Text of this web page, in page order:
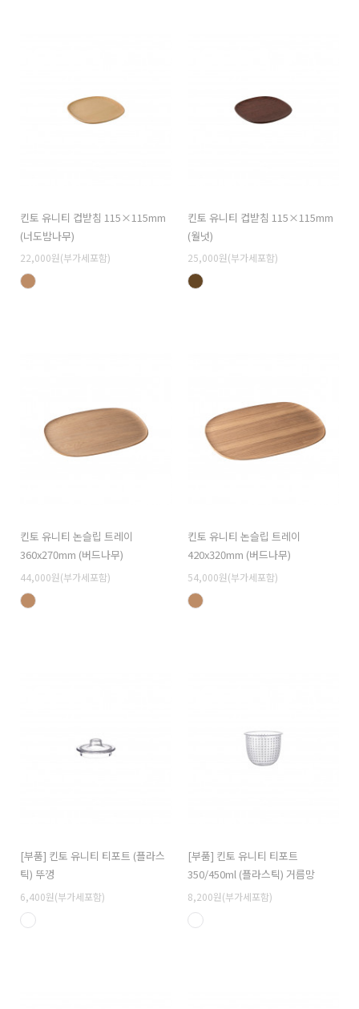
킨토 유니티 컵받침 115×115mm
(너도밤나무)
22,000원(부가세포함)
킨토 유니티 컵받침 115×115mm
(월넛)
25,000원(부가세포함)
킨토 유니티 논슬립 트레이
360x270mm (버드나무)
44,000원(부가세포함)
킨토 유니티 논슬립 트레이
420x320mm (버드나무)
54,000원(부가세포함)
[부품] 킨토 유니티 티포트 (플라스
틱) 뚜껑
6,400원(부가세포함)
[부품] 킨토 유니티 티포트
350/450ml (플라스틱) 거름망
8,200원(부가세포함)